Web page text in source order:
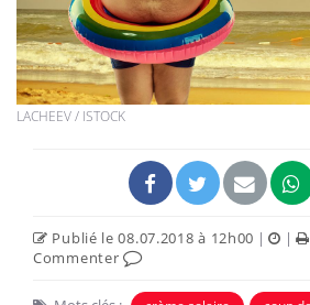
LACHEEV / ISTOCK
Publié le 08.07.2018 à 12h00 | |
Commenter